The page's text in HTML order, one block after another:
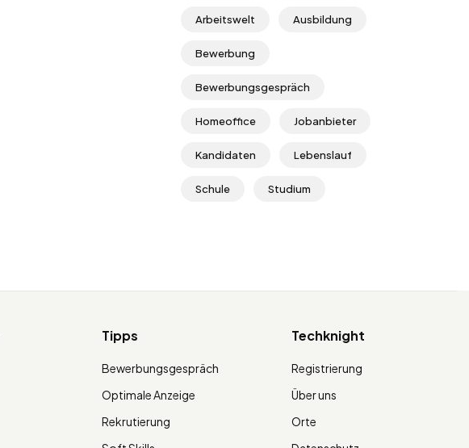
Arbeitswelt Ausbildung
Bewerbung
Bewerbungsgespräch
Homeoffice Jobanbieter
Kandidaten Lebenslauf
Schule Studium
Tipps
Bewerbungsgespräch
Optimale Anzeige
Rekrutierung
Techknight
Registrierung
Über uns
Orte